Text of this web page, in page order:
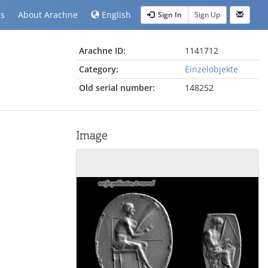
About Arachne English Sign In Sign Up
Arachne ID:
1141712
Category:
Einzelobjekte
Old serial number:
148252
Image